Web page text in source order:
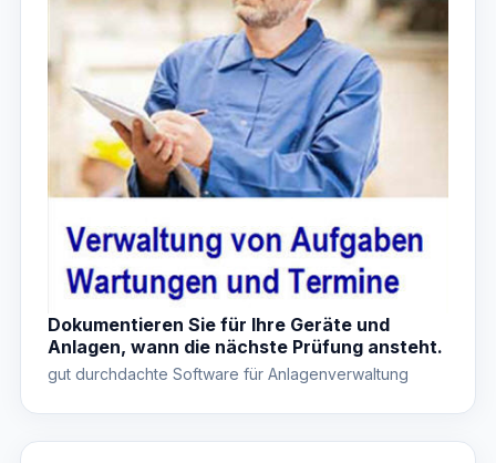
Dokumentieren Sie für Ihre Geräte und
Anlagen, wann die nächste Prüfung ansteht.
gut durchdachte Software für Anlagenverwaltung